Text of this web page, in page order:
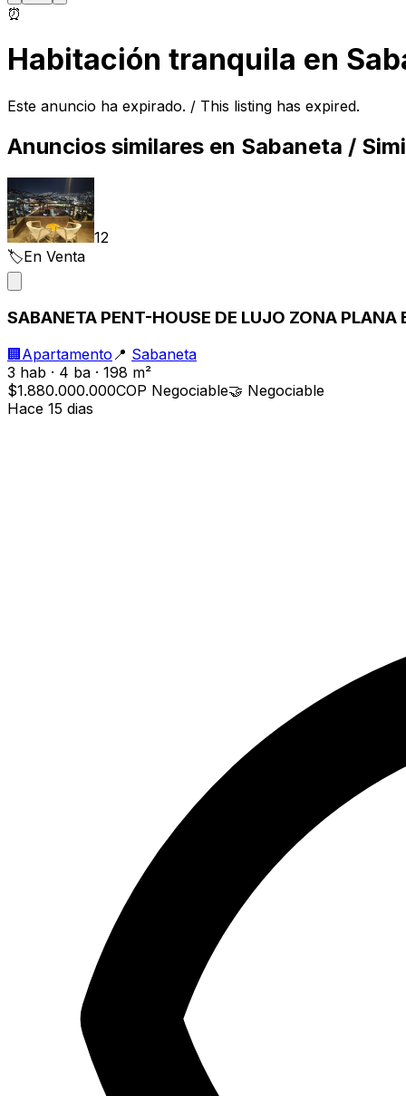
⏰
Habitación tranquila en
Este anuncio ha expirado. / This listing has expired.
Anuncios similares en Sabaneta /
12
🏷️En Venta
SABANETA PENT-HOUSE DE LUJO ZONA PLANA
🏢 Apartamento 📍 Sabaneta
3 hab · 4 ba · 198 m²
$1.880.000.000COP Negociable🤝 Negociable
Hace 15 dias